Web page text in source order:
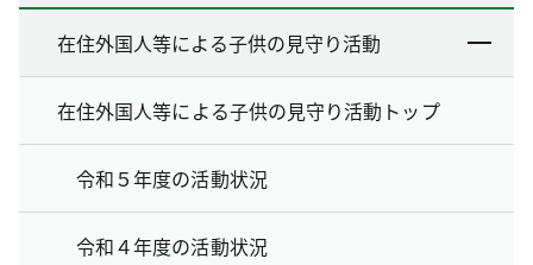
在住外国人等による子供の見守り活動
在住外国人等による子供の見守り活動トップ
令和５年度の活動状況
令和４年度の活動状況